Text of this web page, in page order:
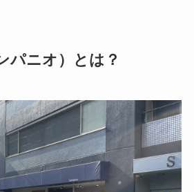
パニオ）とは？